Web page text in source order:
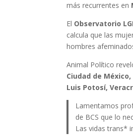
más recurrentes en
El Observatorio
calcula que las
hombres
Animal Político
Ciudad de
Luis Potosí,
Lamentamos
de BCS que lo
Las vidas trans*